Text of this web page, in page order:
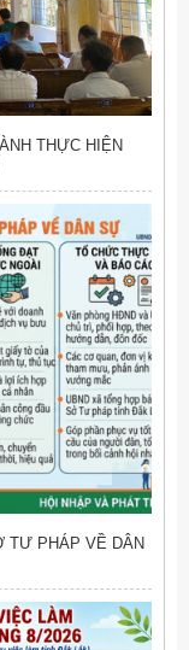
THỰC HIỆN
TƯ PHÁP VỀ DÂN